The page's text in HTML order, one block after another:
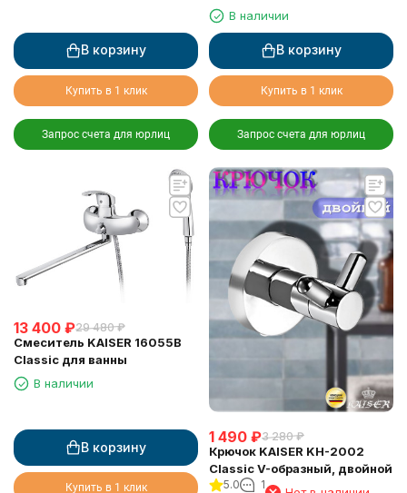
В корзину
Купить в 1 клик
Запрос счета для юрлиц
настенный
В наличии
В корзину
Купить в 1 клик
Запрос счета для юрлиц
13 400 ₽29 480 ₽
Смеситель KAISER 16055B
Classic для ванны
В наличии
В корзину
Купить в 1 клик
1 490 ₽3 280 ₽
Крючок KAISER KH-2002
Classic V-образный, двойной
5.0 1